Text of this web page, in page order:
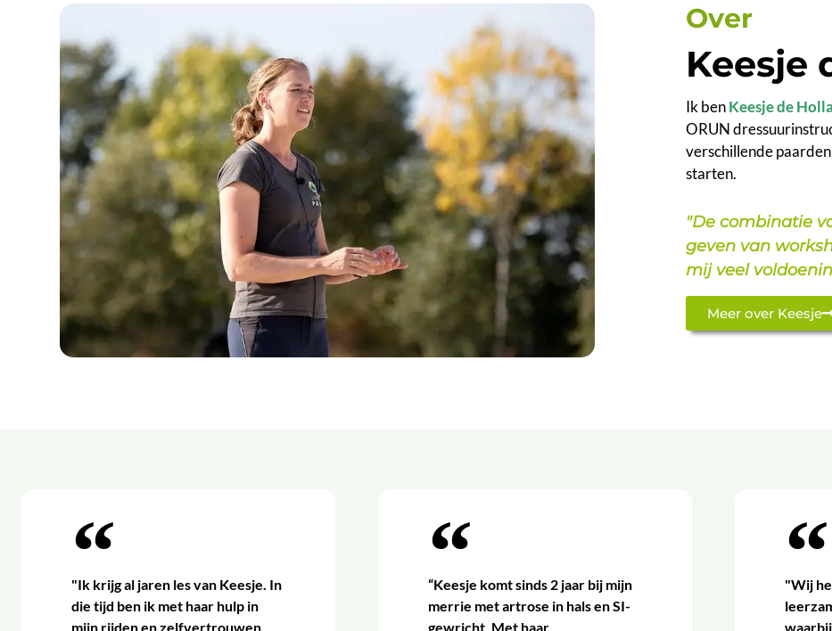
Over
Keesje
Ik benKeesje de
ORUN
verschillende
starten.
"De combinatie
geven van
mij veel
Meer over Keesje
"Ik krijg al jaren les van Keesje. In
die tijd ben ik met haar hulp in
mijn rijden en zelfvertrouwen
“Keesje komt sinds 2 jaar bij mijn
merrie met artrose in hals en SI-
gewricht. Met haar
"Wij